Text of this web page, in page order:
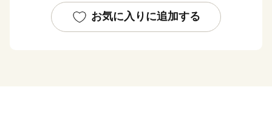
お気に入りに追加する